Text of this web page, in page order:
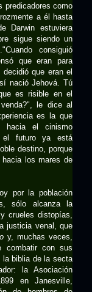
predicadores como
a él hasta
Darwin estuviera
sigue siendo un
consiguió
que eran para
que eran el
nació Jehová. Tú
es risible en el
le dice al
es la que
hacia el cinismo
el futuro ya está
destino, porque
los mares de
por la población
sólo alcanza la
crueles distopías,
justicia venal, que
y, muchas veces,
combatir con sus
la biblia de la secta
la Asociación
en Janesville,